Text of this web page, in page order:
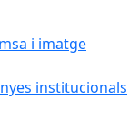
i imatge
institucionals